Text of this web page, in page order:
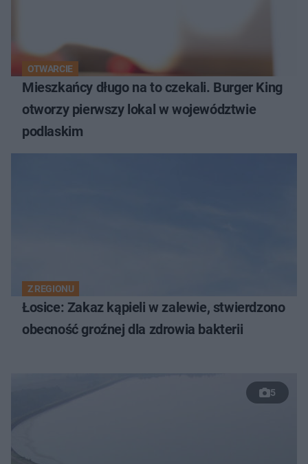
OTWARCIE
Mieszkańcy długo na to czekali. Burger King
otworzy pierwszy lokal w województwie
podlaskim
Z REGIONU
Łosice: Zakaz kąpieli w zalewie, stwierdzono
obecność groźnej dla zdrowia bakterii
5